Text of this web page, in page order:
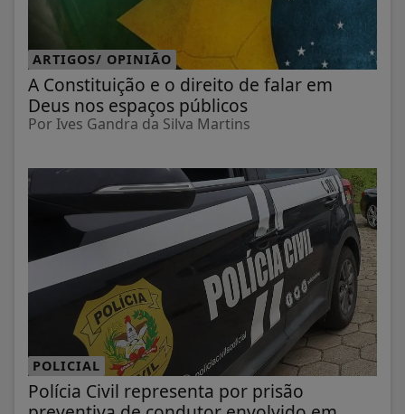
ARTIGOS/ OPINIÃO
A Constituição e o direito de falar em
Deus nos espaços públicos
Por Ives Gandra da Silva Martins
POLICIAL
Polícia Civil representa por prisão